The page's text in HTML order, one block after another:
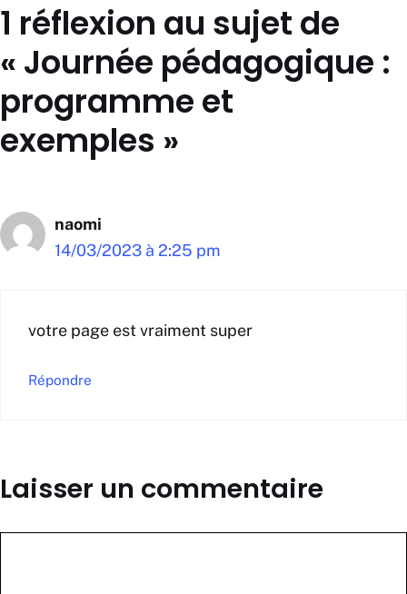
1 réflexion au sujet de
« Journée pédagogique :
programme et
exemples »
naomi
14/03/2023 à 2:25 pm
votre page est vraiment super
Répondre
Laisser un commentaire